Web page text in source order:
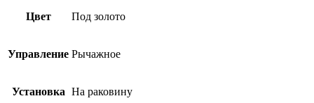
Цвет Под золото
Управление Рычажное
Установка На раковину